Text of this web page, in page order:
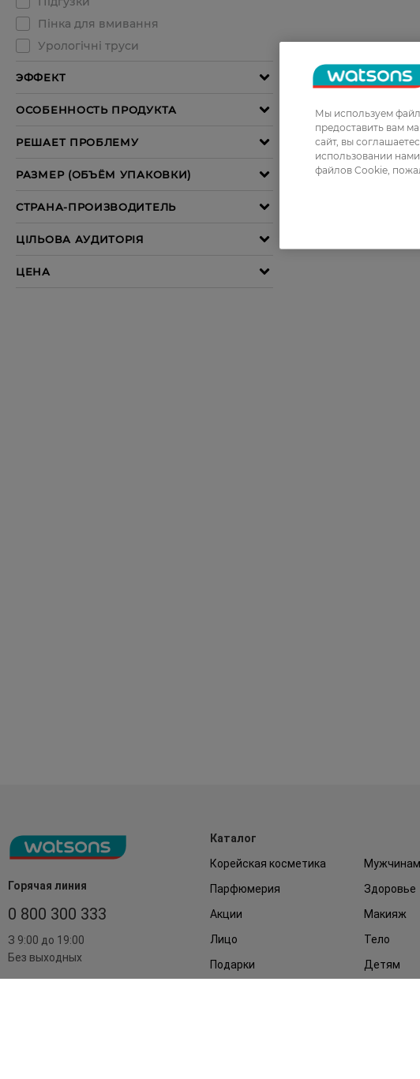
Горячая линия
0 800 300 333
З 9:00 до 19:00
Без выходных
Каталог
Корейская косметика
Мужчинам
Парфюмерия
Здоровье
Акции
Макияж
Лицо
Тело
Подарки
Детям
Мы используем
предоставить вам
сайт, вы
использовании
файлов Cookie,